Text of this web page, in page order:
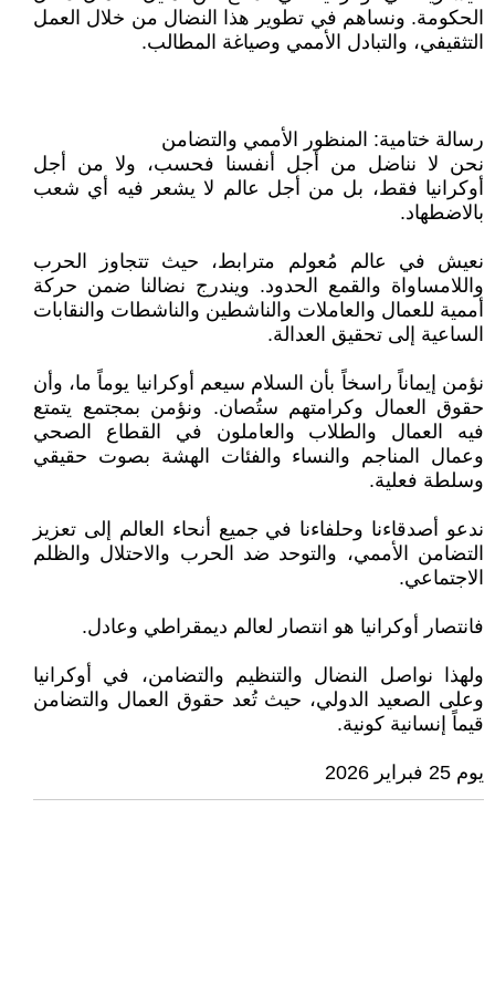
الحكومة. ونساهم في تطوير هذا النضال من خلال العمل
التثقيفي، والتبادل الأممي وصياغة المطالب.
رسالة ختامية: المنظور الأممي والتضامن
نحن لا نناضل من أجل أنفسنا فحسب، ولا من أجل
أوكرانيا فقط، بل من أجل عالم لا يشعر فيه أي شعب
بالاضطهاد.
نعيش في عالم مُعولم مترابط، حيث تتجاوز الحرب
واللامساواة والقمع الحدود. ويندرج نضالنا ضمن حركة
أممية للعمال والعاملات والناشطين والناشطات والنقابات
الساعية إلى تحقيق العدالة.
نؤمن إيماناً راسخاً بأن السلام سيعم أوكرانيا يوماً ما، وأن
حقوق العمال وكرامتهم ستُصان. ونؤمن بمجتمع يتمتع
فيه العمال والطلاب والعاملون في القطاع الصحي
وعمال المناجم والنساء والفئات الهشة بصوت حقيقي
وسلطة فعلية.
ندعو أصدقاءنا وحلفاءنا في جميع أنحاء العالم إلى تعزيز
التضامن الأممي، والتوحد ضد الحرب والاحتلال والظلم
الاجتماعي.
فانتصار أوكرانيا هو انتصار لعالم ديمقراطي وعادل.
ولهذا نواصل النضال والتنظيم والتضامن، في أوكرانيا
وعلى الصعيد الدولي، حيث تُعد حقوق العمال والتضامن
قيماً إنسانية كونية.
يوم 25 فبراير 2026